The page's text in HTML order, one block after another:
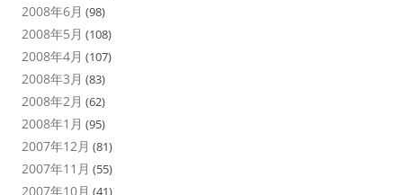
2008年6月 (98)
2008年5月 (108)
2008年4月 (107)
2008年3月 (83)
2008年2月 (62)
2008年1月 (95)
2007年12月 (81)
2007年11月 (55)
2007年10月 (41)